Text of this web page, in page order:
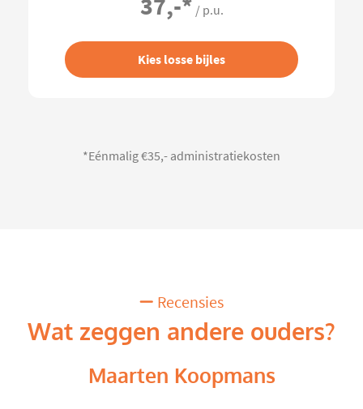
/ p.u.
Kies losse bijles
*Eénmalig €35,- administratiekosten
Recensies
Wat zeggen andere ouders?
Maarten Koopmans